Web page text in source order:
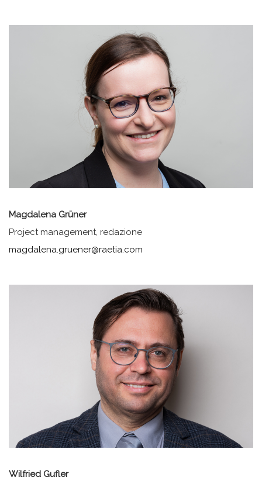
Magdalena Grüner
Project management, redazione
magdalena.gruener@raetia.com
Wilfried Gufler